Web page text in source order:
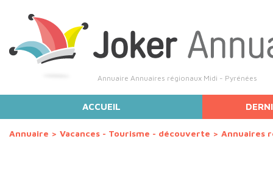
Annuaire Annuaires régionaux Midi - Pyrénées
ACCUEIL
Annuaire > Vacances - Tourisme - découverte > Annuaires